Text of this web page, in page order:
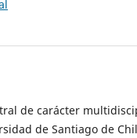
de carácter
de Santiago de